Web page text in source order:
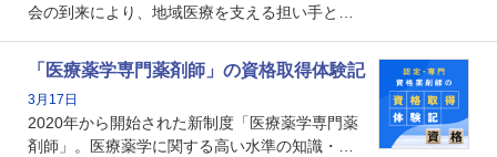
会の到来により、地域医療を支える担い手とし
で、重要度が増しているのが認定薬剤師という
資格です。認定薬剤師とはいったいどんな資格
なのでしょうか。それを取得するとどのような
メリットがあるのでしょうか。
「医療薬学専門薬剤師」の資格取得体験記
3月17日
2020年から開始された新制度「医療薬学専門薬
剤師」。医療薬学に関する高い水準の知識・技